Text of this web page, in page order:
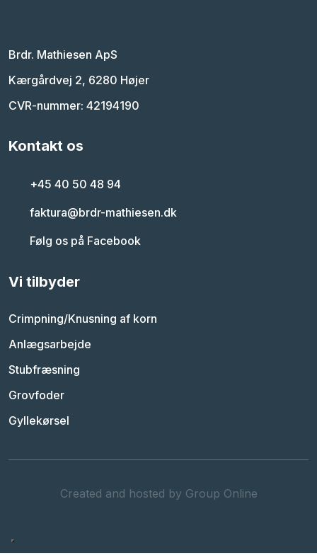
​Brdr. Mathiesen ApS
Kærgårdvej 2, 6280 Højer
CVR-nummer: 42194190
Kontakt os​
+45 40 50 48 94
faktura@brdr-mathiesen.dk
Følg os på Facebook
Vi tilbyder
Crimpning/Knusning af korn
Anlægsarbejde
Stubfræsning
Grovfoder
Gyllekørsel
Created and hosted by Group Online